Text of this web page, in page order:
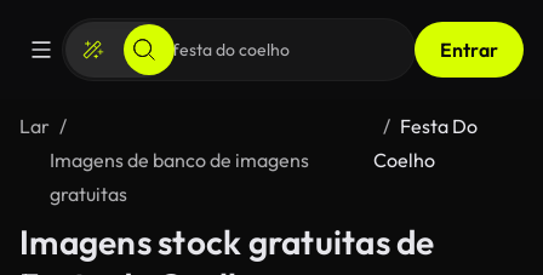
Entrar
Lar
Imagens de banco de imagens
gratuitas
Festa Do
Coelho
Imagens stock gratuitas de